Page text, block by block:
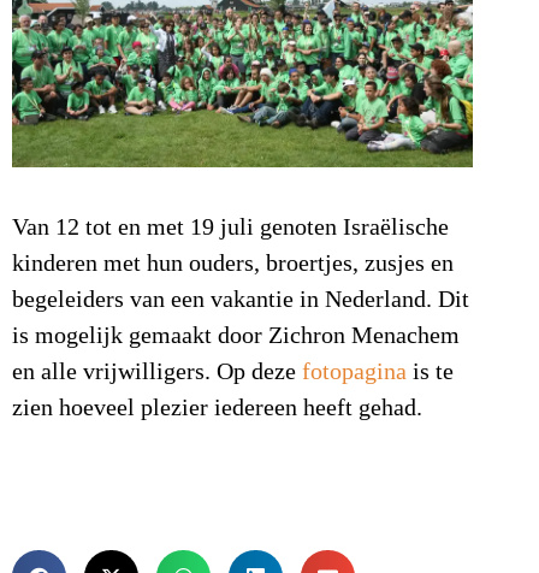
Van 12 tot en met 19 juli genoten Israëlische
kinderen met hun ouders, broertjes, zusjes en
begeleiders van een vakantie in Nederland. Dit
is mogelijk gemaakt door Zichron Menachem
en alle vrijwilligers. Op deze fotopagina is te
zien hoeveel plezier iedereen heeft gehad.